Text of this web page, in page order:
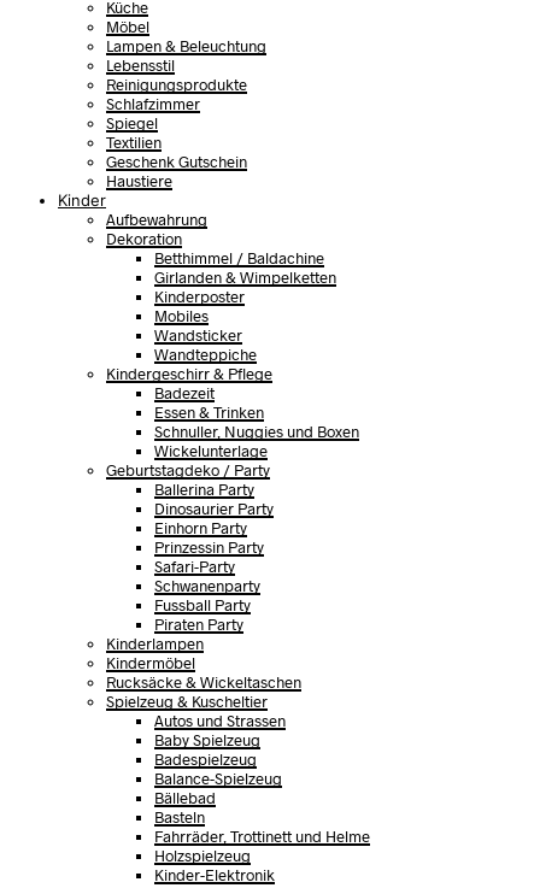
Küche
Möbel
Lampen & Beleuchtung
Lebensstil
Reinigungsprodukte
Schlafzimmer
Spiegel
Textilien
Geschenk Gutschein
Haustiere
Kinder
Aufbewahrung
Dekoration
Betthimmel / Baldachine
Girlanden & Wimpelketten
Kinderposter
Mobiles
Wandsticker
Wandteppiche
Kindergeschirr & Pflege
Badezeit
Essen & Trinken
Schnuller, Nuggies und Boxen
Wickelunterlage
Geburtstagdeko / Party
Ballerina Party
Dinosaurier Party
Einhorn Party
Prinzessin Party
Safari-Party
Schwanenparty
Fussball Party
Piraten Party
Kinderlampen
Kindermöbel
Rucksäcke & Wickeltaschen
Spielzeug & Kuscheltier
Autos und Strassen
Baby Spielzeug
Badespielzeug
Balance-Spielzeug
Bällebad
Basteln
Fahrräder, Trottinett und Helme
Holzspielzeug
Kinder-Elektronik